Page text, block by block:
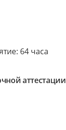
64 часа
аттестации